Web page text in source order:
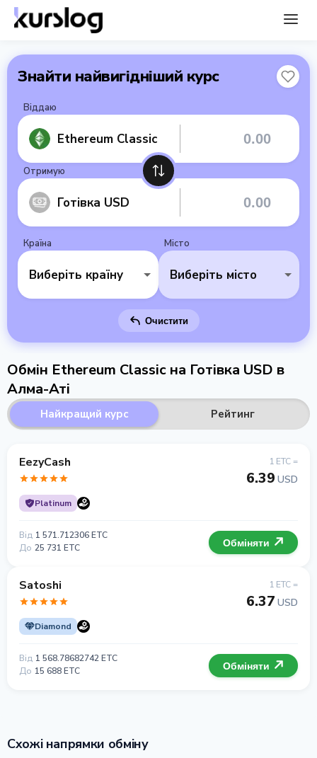
Знайти найвигідніший курс
Віддаю
Ethereum Classic
Отримую
Готівка USD
Країна
Виберіть країну
Місто
Виберіть місто
Очистити
Обмін Ethereum Classic на Готівка USD в
Алма-Аті
Найкращий курс Рейтинг
EezyCash
Platinum
1 ETC =
6.39 USD
Від 1 571.712306 ETC
До 25 731 ETC Обміняти
Satoshi
Diamond
1 ETC =
6.37 USD
Від 1 568.78682742 ETC
До 15 688 ETC Обміняти
Схожі напрямки обміну